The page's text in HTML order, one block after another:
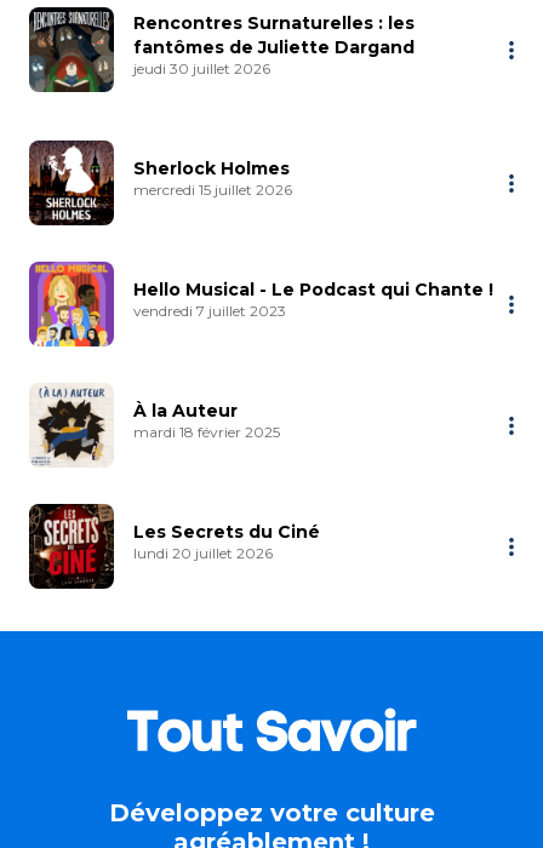
Rencontres Surnaturelles : les
fantômes de Juliette Dargand
jeudi 30 juillet 2026
Sherlock Holmes
mercredi 15 juillet 2026
Hello Musical - Le Podcast qui Chante !
vendredi 7 juillet 2023
À la Auteur
mardi 18 février 2025
Les Secrets du Ciné
lundi 20 juillet 2026
Développez votre culture
agréablement !